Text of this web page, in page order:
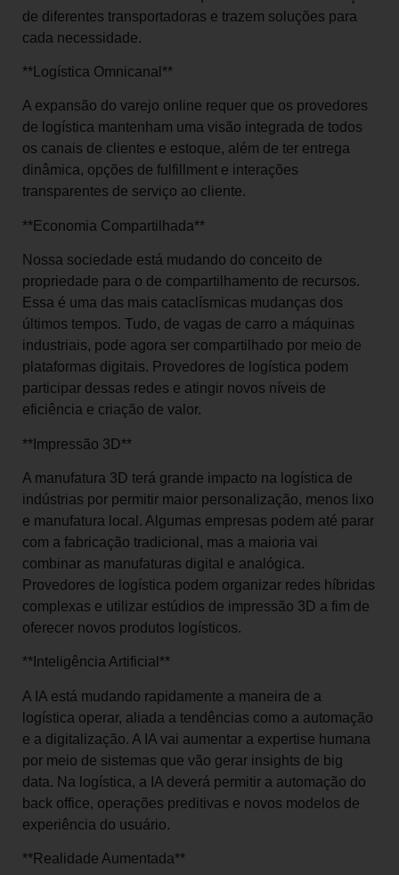
de diferentes transportadoras e trazem soluções para
cada necessidade.
**Logística Omnicanal**
A expansão do varejo online requer que os provedores
de logística mantenham uma visão integrada de todos
os canais de clientes e estoque, além de ter entrega
dinâmica, opções de fulfillment e interações
transparentes de serviço ao cliente.
**Economia Compartilhada**
Nossa sociedade está mudando do conceito de
propriedade para o de compartilhamento de recursos.
Essa é uma das mais cataclísmicas mudanças dos
últimos tempos. Tudo, de vagas de carro a máquinas
industriais, pode agora ser compartilhado por meio de
plataformas digitais. Provedores de logística podem
participar dessas redes e atingir novos níveis de
eficiência e criação de valor.
**Impressão 3D**
A manufatura 3D terá grande impacto na logística de
indústrias por permitir maior personalização, menos lixo
e manufatura local. Algumas empresas podem até parar
com a fabricação tradicional, mas a maioria vai
combinar as manufaturas digital e analógica.
Provedores de logística podem organizar redes híbridas
complexas e utilizar estúdios de impressão 3D a fim de
oferecer novos produtos logísticos.
**Inteligência Artificial**
A IA está mudando rapidamente a maneira de a
logística operar, aliada a tendências como a automação
e a digitalização. A IA vai aumentar a expertise humana
por meio de sistemas que vão gerar insights de big
data. Na logística, a IA deverá permitir a automação do
back office, operações preditivas e novos modelos de
experiência do usuário.
**Realidade Aumentada**